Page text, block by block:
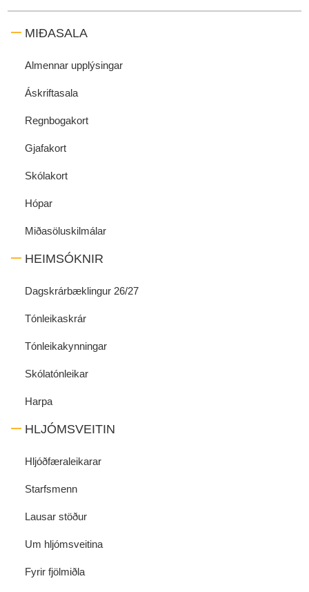
MIÐASALA
Almennar upplýsingar
Áskriftasala
Regnbogakort
Gjafakort
Skólakort
Hópar
Miðasöluskilmálar
HEIMSÓKNIR
Dagskrárbæklingur 26/27
Tónleikaskrár
Tónleikakynningar
Skólatónleikar
Harpa
HLJÓMSVEITIN
Hljóðfæraleikarar
Starfsmenn
Lausar stöður
Um hljómsveitina
Fyrir fjölmiðla